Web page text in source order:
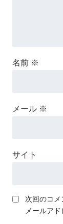
名前 ※
メール ※
サイト
次回のコメ
メールアド